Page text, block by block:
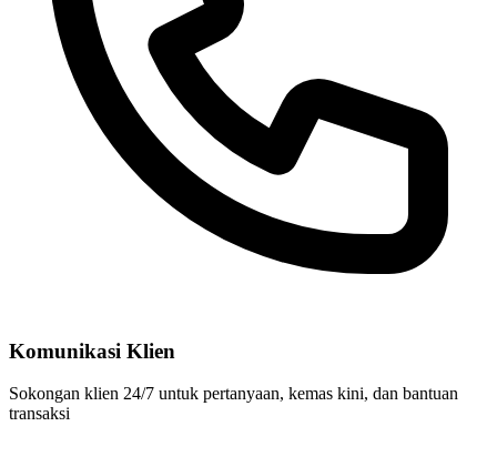
Komunikasi Klien
Sokongan klien 24/7 untuk pertanyaan, kemas kini, dan bantuan
transaksi